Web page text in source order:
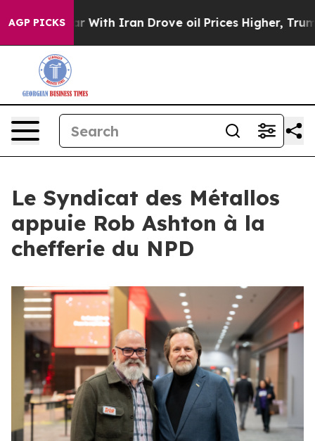
AGP PICKS
As war With Iran Drove oil Prices Higher, Trump
Le Syndicat des Métallos
appuie Rob Ashton à la
chefferie du NPD